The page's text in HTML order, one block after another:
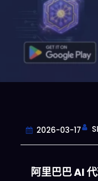
2026-03-17
阿里巴巴 AI